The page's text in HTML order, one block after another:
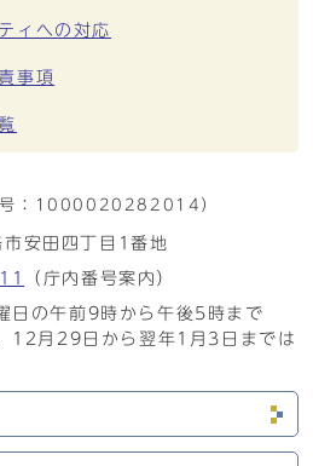
ィへの対応
事項
： 1000020282014）
安田四丁目1番地
（庁内番号案内）
日の午前9時から午後5時まで
12月29日から翌年1月3日までは